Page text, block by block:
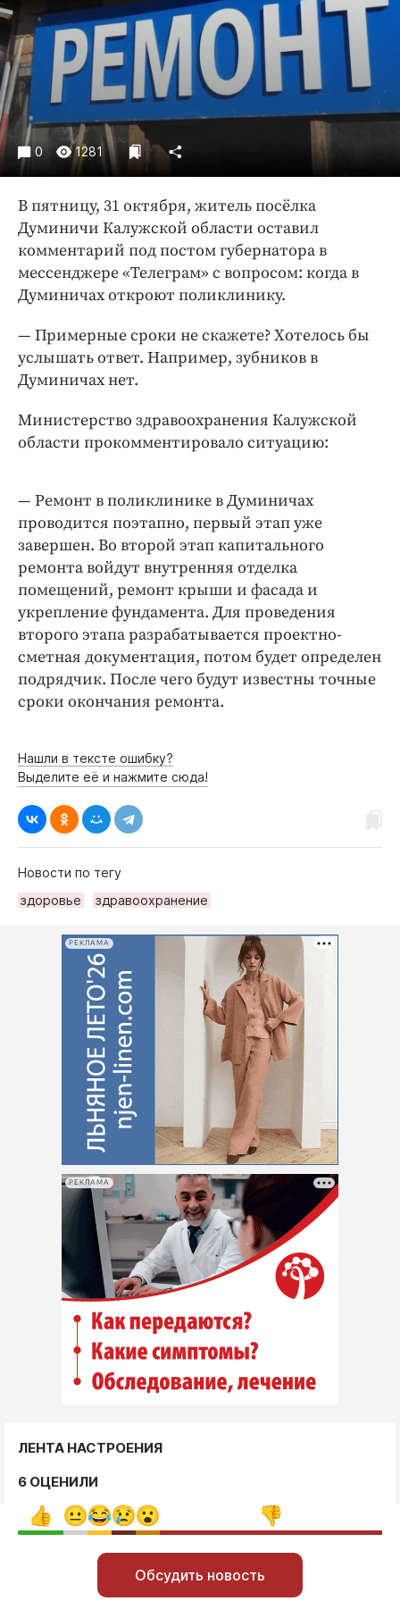
Криминал
Культура
Недвижимость и ЖКХ
Образование
Общество
Погода
Праздники
Происшествия
Спорт
Экономика и бизнес
ПРОЕКТЫ
Издания
Медиаперсона
Клиника года
0 1281
В пятницу, 31 октября, житель посёлка
Думиничи Калужской области оставил
комментарий под постом губернатора в
мессенджере «Телеграм» с вопросом: когда в
Думиничах откроют поликлинику.
— Примерные сроки не скажете? Хотелось бы
услышать ответ. Например, зубников в
Думиничах нет.
Министерство здравоохранения Калужской
области прокомментировало ситуацию:
— Ремонт в поликлинике в Думиничах
проводится поэтапно, первый этап уже
завершен. Во второй этап капитального
ремонта войдут внутренняя отделка
помещений, ремонт крыши и фасада и
укрепление фундамента. Для проведения
второго этапа разрабатывается проектно-
сметная документация, потом будет определен
подрядчик. После чего будут известны точные
сроки окончания ремонта.
Нашли в тексте ошибку?
Выделите её и нажмите сюда!
Новости по тегу
здоровье
здравоохранение
РЕКЛАМА
РЕКЛАМА
ЛЕНТА НАСТРОЕНИЯ
6 ОЦЕНИЛИ
Обсудить новость